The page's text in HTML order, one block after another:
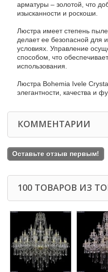
арматуры – золотой, что
изысканности и роскоши.
Люстра имеет степень
делает ее безопасной для
условиях. Управление
способом, что
использования.
Люстра Bohemia Ivele
элегантности, качества и
КОММЕНТАРИИ
Оставьте отзыв первым!
100 ТОВАРОВ ИЗ